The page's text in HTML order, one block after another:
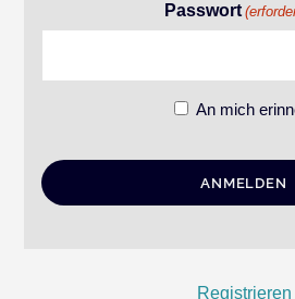
Passwort
An mich
Registrieren